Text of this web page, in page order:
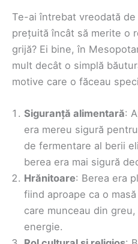
Te-ai întrebat vreodată
prețuită încât să merite o
grijă? Ei bine, în
mult decât o simplă
motive care o făceau
Siguranță alimentară:
era mereu sigură
de fermentare al berii
berea era mai sigură
Hrănitoare: Berea era
fiind aproape ca o
care munceau din
energie.